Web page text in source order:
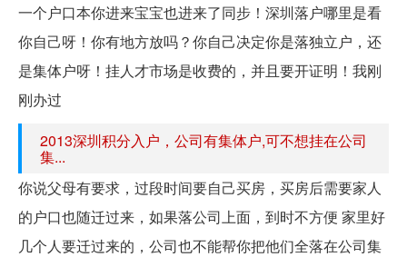
一个户口本你进来宝宝也进来了同步！深圳落户哪里是看
你自己呀！你有地方放吗？你自己决定你是落独立户，还
是集体户呀！挂人才市场是收费的，并且要开证明！我刚
刚办过
2013深圳积分入户，公司有集体户,可不想挂在公司
集...
你说父母有要求，过段时间要自己买房，买房后需要家人
的户口也随迁过来，如果落公司上面，到时不方便 家里好
几个人要迁过来的，公司也不能帮你把他们全落在公司集